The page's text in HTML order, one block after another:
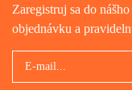
Zaregistruj sa do
objednávku a